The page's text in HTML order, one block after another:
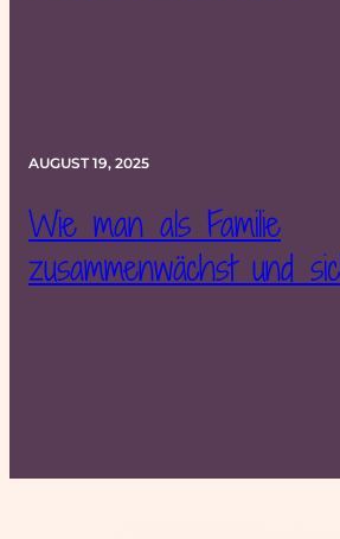
AUGUST 19, 2025
Wie man als Familie
zusammenwächst und